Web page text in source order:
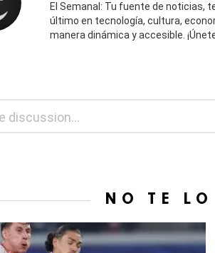
El Semanal: Tu fuente de noticias,
último en tecnología, cultura,
manera dinámica y accesible.
NO TE